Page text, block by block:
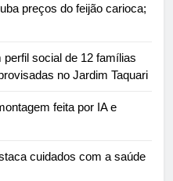
preços do feijão carioca;
social de 12 famílias
no Jardim Taquari
feita por IA e
cuidados com a saúde